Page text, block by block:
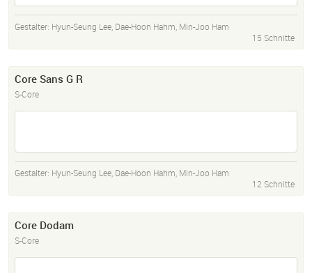
Gestalter: Hyun-Seung Lee, Dae-Hoon Hahm, Min-Joo Ham
15 Schnitte
Core Sans G R
S-Core
Gestalter: Hyun-Seung Lee, Dae-Hoon Hahm, Min-Joo Ham
12 Schnitte
Core Dodam
S-Core